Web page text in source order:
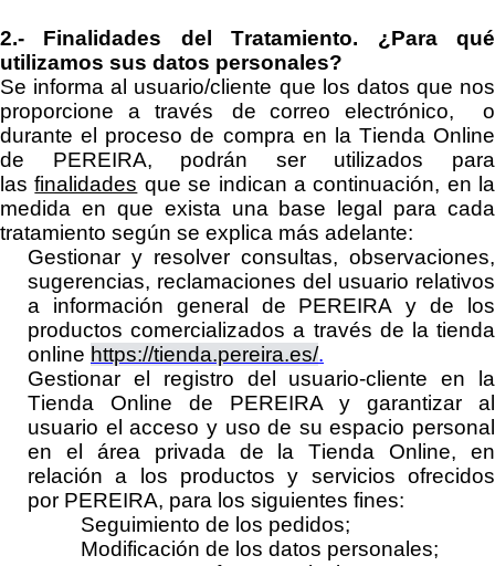
2.- Finalidades del Tratamiento. ¿Para qué
utilizamos sus datos personales?
Se informa al usuario/cliente que los datos que nos
proporcione a través de
correo electrónico,o
durante el proceso de compra en la Tienda Online
de PEREIRA, podrán ser utilizados para
lasfinalidades que se indican a continuación, en la
medida en que exista una base legal para cada
tratamiento según se explica más adelante:
Gestionar y resolver consultas, observaciones,
sugerencias, reclamaciones del usuario relativos
a información general de PEREIRA y de los
productos comercializados a través de la tienda
online https://tienda.pereira.es/.
Gestionar el registro del usuario-cliente en la
Tienda Online de PEREIRA y garantizar al
usuario el acceso y uso de su espacio personal
en el área privada de la Tienda Online, en
relación a los productos y servicios ofrecidos
por PEREIRA, para los siguientes fines:
Seguimiento de los pedidos;
Modificación de los datos personales;